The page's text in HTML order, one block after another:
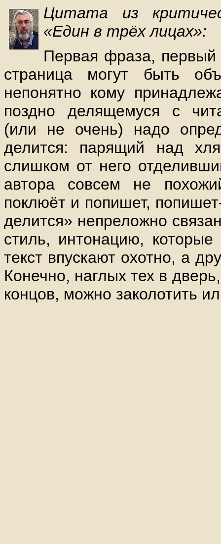
Цитата из
«Един в трёх лицах»:
Первая фраза,
страница могут быть
непонятно кому
поздно делящемуся с
(или не очень) надо
делится: парящий над
слишком от него
автора совсем не
поклюёт и попишет,
делится» непреложно
стиль, интонацию, которые
текст впускают охотно, а
Конечно, наглых тех в
концов, можно заколотить